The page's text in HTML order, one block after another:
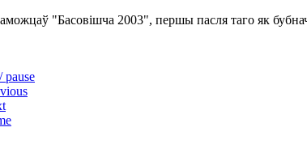
"Басовішча 2003", першы пасля таго як
pause